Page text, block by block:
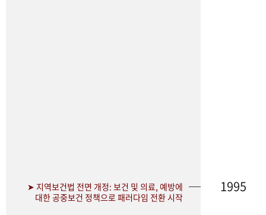
➤ 지역보건법 전면 개정: 보건 및 의료, 예방에
대한 공중보건 정책으로 패러다임 전환 시작
1995